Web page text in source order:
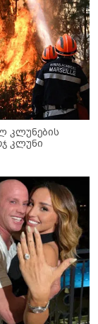
კლუნების
კლუნი